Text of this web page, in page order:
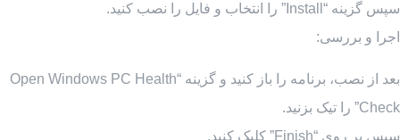
سپس گزینه “Install” را انتخاب و فایل را نصب کنید.
اجرا و بررسی:
بعد از نصب، برنامه را باز کنید و گزینه “Open Windows PC Health
Check” را تیک بزنید.
سپس بر روی “Finish” کلیک کنید.